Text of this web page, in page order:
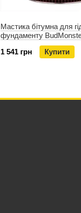
Мастика бітумна для
фундаменту
1 541 грн
Купити